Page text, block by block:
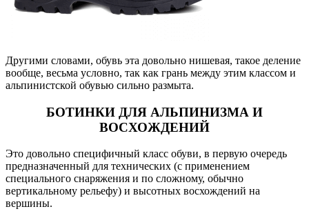
Другими словами, обувь эта довольно нишевая, такое деление
вообще, весьма условно, так как грань между этим классом и
альпинистской обувью сильно размыта.
БОТИНКИ ДЛЯ АЛЬПИНИЗМА И
ВОСХОЖДЕНИЙ
Это довольно специфичный класс обуви, в первую очередь
предназначенный для технических (с применением
специального снаряжения и по сложному, обычно
вертикальному рельефу) и высотных восхождений на
вершины.